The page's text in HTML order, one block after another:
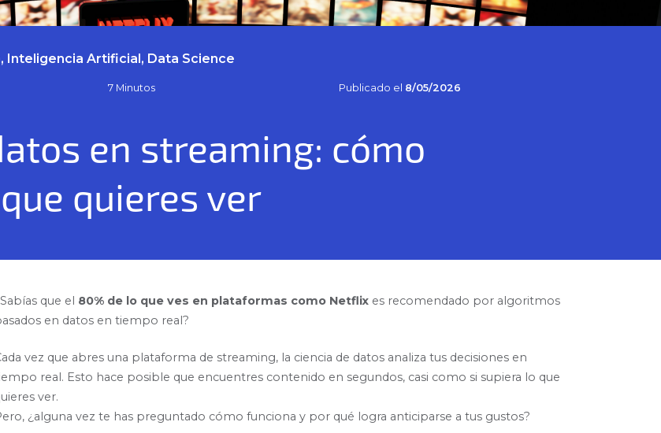
Inteligencia Artificial, Data Science
7 Minutos Publicado el 8/05/2026
en streaming: cómo
quieres ver
que el 80% de lo que ves en plataformas como Netflix es recomendado por algoritmos
en datos en tiempo real?
vez que abres una plataforma de streaming, la ciencia de datos analiza tus decisiones en
real. Esto hace posible que encuentres contenido en segundos, casi como si supiera lo que
ver.
¿alguna vez te has preguntado cómo funciona y por qué logra anticiparse a tus gustos?